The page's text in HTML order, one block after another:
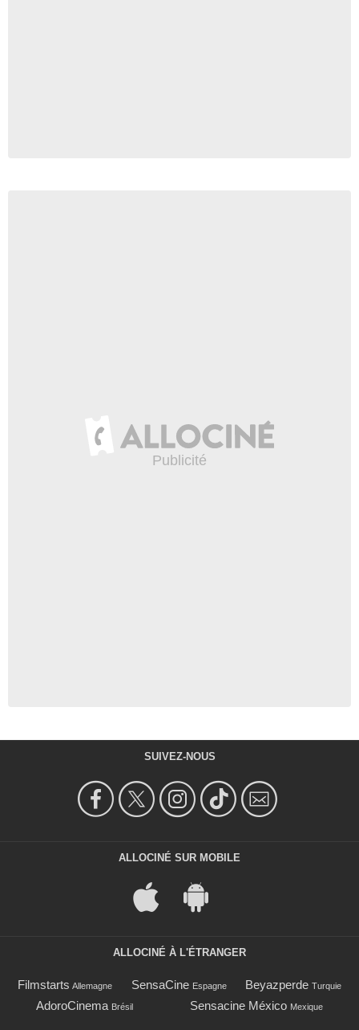
SUIVEZ-NOUS
ALLOCINÉ SUR MOBILE
ALLOCINÉ À L'ÉTRANGER
Filmstarts Allemagne SensaCine Espagne Beyazperde Turquie
AdoroCinema Brésil Sensacine México Mexique